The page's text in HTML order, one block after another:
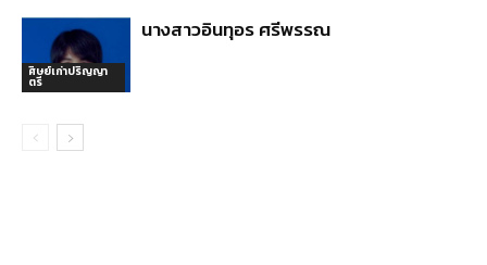
ศิษย์เก่าปริญญา
ตรี
นางสาวอินทุอร ศรีพรรณ